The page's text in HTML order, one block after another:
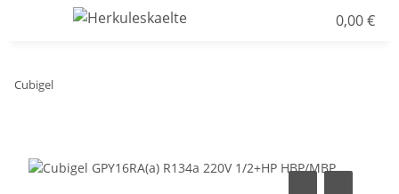
0,00 €
Cubigel